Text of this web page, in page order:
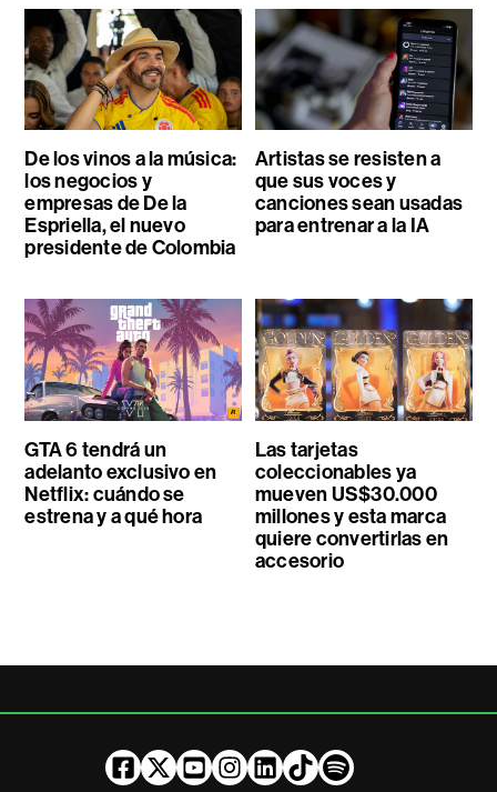
De los vinos a la música:
los negocios y
empresas de De la
Espriella, el nuevo
presidente de Colombia
Artistas se resisten a
que sus voces y
canciones sean usadas
para entrenar a la IA
GTA 6 tendrá un
adelanto exclusivo en
Netflix: cuándo se
estrena y a qué hora
Las tarjetas
coleccionables ya
mueven US$30.000
millones y esta marca
quiere convertirlas en
accesorio